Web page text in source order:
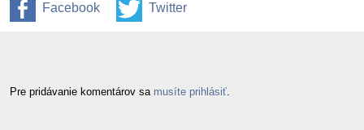
Facebook Twitter
Pre pridávanie komentárov sa musíte prihlásiť